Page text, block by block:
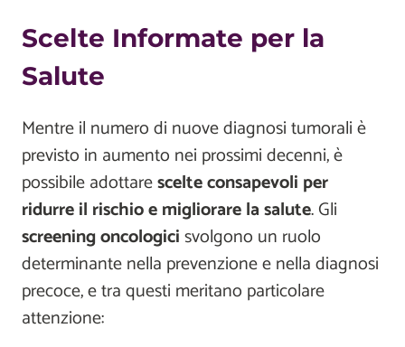
Scelte Informate per la
Salute
Mentre il numero di nuove diagnosi tumorali è
previsto in aumento nei prossimi decenni, è
possibile adottarescelte consapevoli per
ridurre il rischio e migliorare la salute. Gli
screening oncologicisvolgono un ruolo
determinante nella prevenzione e nella diagnosi
precoce, e tra questi meritano particolare
attenzione: